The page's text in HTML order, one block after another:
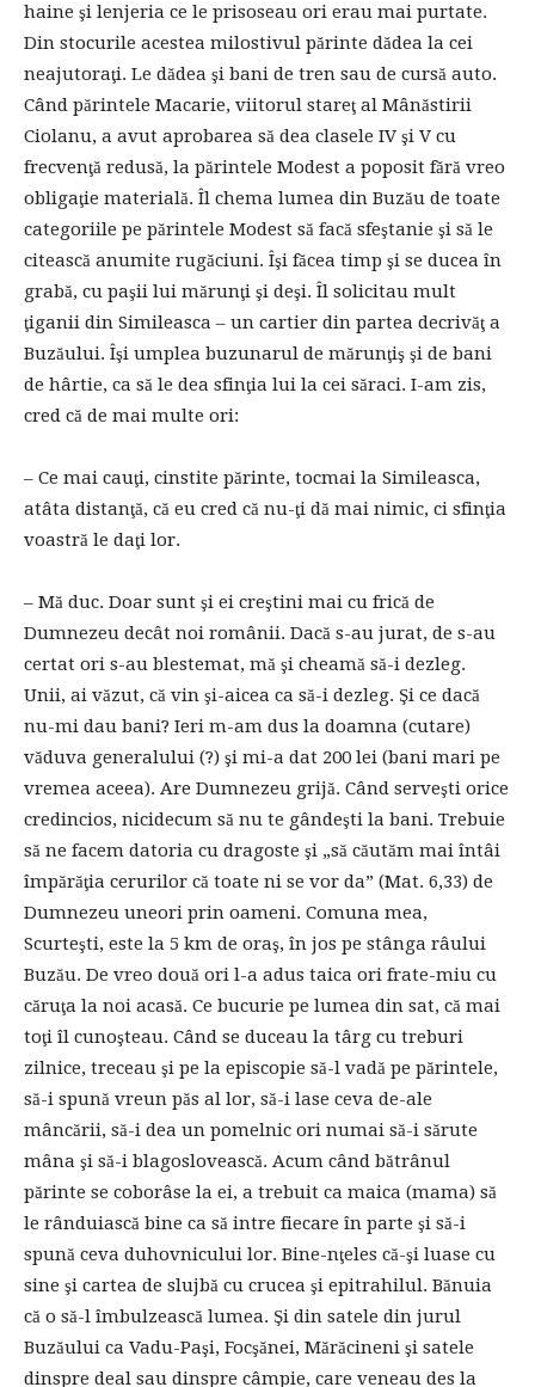
haine şi lenjeria ce le prisoseau ori erau mai purtate.
Din stocurile acestea milostivul părinte dădea la cei
neajutoraţi. Le dădea şi bani de tren sau de cursă auto.
Când părintele Macarie, viitorul stareţ al Mânăstirii
Ciolanu, a avut aprobarea să dea clasele IV şi V cu
frecvenţă redusă, la părintele Modest a poposit fără vreo
obligaţie materială. Îl chema lumea din Buzău de toate
categoriile pe părintele Modest să facă sfeştanie şi să le
citească anumite rugăciuni. Îşi făcea timp şi se ducea în
grabă, cu paşii lui mărunţi şi deşi. Îl solicitau mult
ţiganii din Simileasca – un cartier din partea decrivăţ a
Buzăului. Îşi umplea buzunarul de mărunţiş şi de bani
de hârtie, ca să le dea sfinţia lui la cei săraci. I-am zis,
cred că de mai multe ori:
– Ce mai cauţi, cinstite părinte, tocmai la Simileasca,
atâta distanţă, că eu cred că nu-ţi dă mai nimic, ci sfinţia
voastră le daţi lor.
– Mă duc. Doar sunt şi ei creştini mai cu frică de
Dumnezeu decât noi românii. Dacă s-au jurat, de s-au
certat ori s-au blestemat, mă şi cheamă să-i dezleg.
Unii, ai văzut, că vin şi-aicea ca să-i dezleg. Şi ce dacă
nu-mi dau bani? Ieri m-am dus la doamna (cutare)
văduva generalului (?) şi mi-a dat 200 lei (bani mari pe
vremea aceea). Are Dumnezeu grijă. Când serveşti orice
credincios, nicidecum să nu te gândeşti la bani. Trebuie
să ne facem datoria cu dragoste şi „să căutăm mai întâi
împărăţia cerurilor că toate ni se vor da” (Mat. 6,33) de
Dumnezeu uneori prin oameni. Comuna mea,
Scurteşti, este la 5 km de oraş, în jos pe stânga râului
Buzău. De vreo două ori l-a adus taica ori frate-miu cu
căruţa la noi acasă. Ce bucurie pe lumea din sat, că mai
toţi îl cunoşteau. Când se duceau la târg cu treburi
zilnice, treceau şi pe la episcopie să-l vadă pe părintele,
să-i spună vreun păs al lor, să-i lase ceva de-ale
mâncării, să-i dea un pomelnic ori numai să-i sărute
mâna şi să-i blagoslovească. Acum când bătrânul
părinte se coborâse la ei, a trebuit ca maica (mama) să
le rânduiască bine ca să intre fiecare în parte şi să-i
spună ceva duhovnicului lor. Bine-nţeles că-şi luase cu
sine şi cartea de slujbă cu crucea şi epitrahilul. Bănuia
că o să-l îmbulzească lumea. Şi din satele din jurul
Buzăului ca Vadu-Paşi, Focşănei, Mărăcineni şi satele
dinspre deal sau dinspre câmpie, care veneau des la